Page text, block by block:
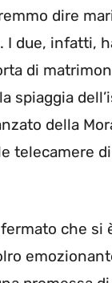
dire
. I due, infatti,
di
spiaggia
della
telecamere di
che si